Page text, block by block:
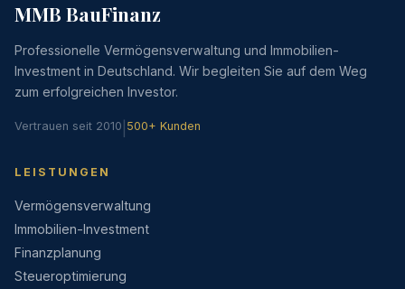
MMB BauFinanz
Professionelle Vermögensverwaltung und Immobilien-
Investment in Deutschland. Wir begleiten Sie auf dem Weg
zum erfolgreichen Investor.
Vertrauen seit 2010 500+ Kunden
LEISTUNGEN
Vermögensverwaltung
Immobilien-Investment
Finanzplanung
Steueroptimierung